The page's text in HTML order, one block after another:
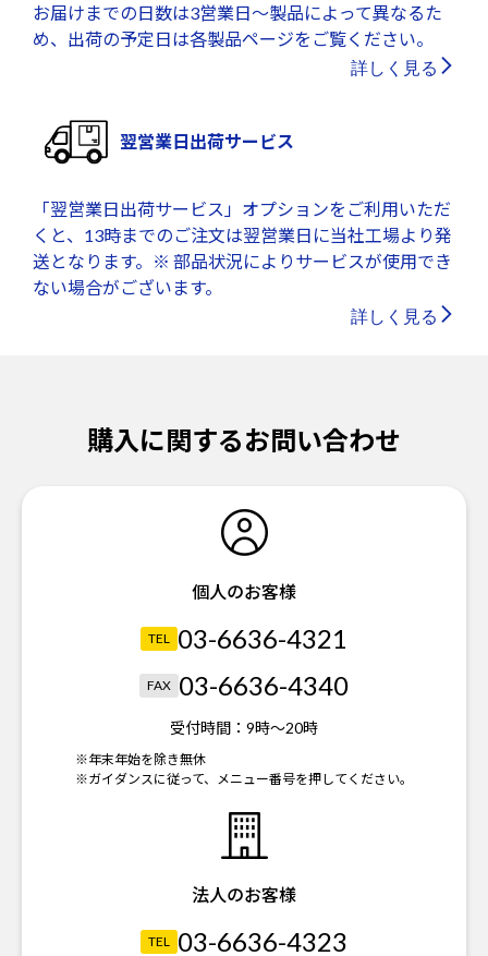
お届けまでの日数は3営業日～製品によって異なるた
め、出荷の予定日は各製品ページをご覧ください。
詳しく見る
翌営業日出荷サービス
「翌営業日出荷サービス」オプションをご利用いただ
くと、13時までのご注文は翌営業日に当社工場より発
送となります。※ 部品状況によりサービスが使用でき
ない場合がございます。
詳しく見る
購入に関するお問い合わせ
個人のお客様
TEL 03-6636-4321
FAX 03-6636-4340
受付時間： 9時～20時
※年末年始を除き無休
※ガイダンスに従って、メニュー番号を押してください。
法人のお客様
TEL 03-6636-4323